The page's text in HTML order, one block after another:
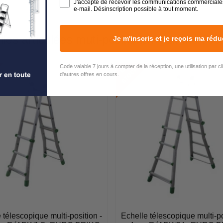
articulées muti-positions / gamme
télescopique multi-position -
E
N
S
T
O
C
K
Echelle télescopique multi-
J'accepte de recevoir les communications
e-mail. Désinscription possible à tout moment.
Je m'inscris et je reçois ma
Code valable 7 jours à compter de la réception, une utilisation par
d'autres offres en cours.